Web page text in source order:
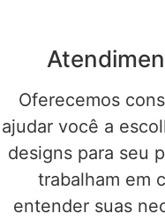
Oferecemos
ajudar você a
designs para seu
trabalham em
entender suas